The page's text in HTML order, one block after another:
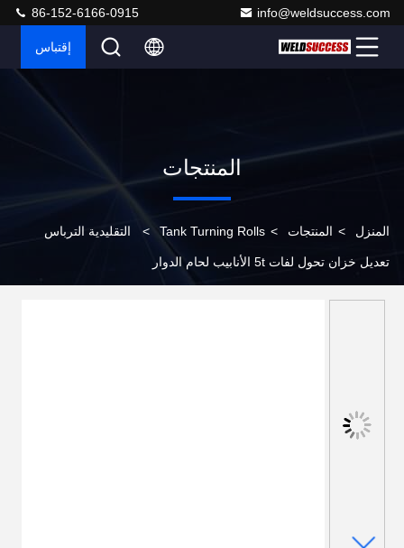
info@weldsuccess.com
86-152-6166-0915
إقتباس
المنتجات
المنزل > المنتجات >
Tank Turning Rolls
> التقليدية الترباس
تعديل خزان تحول لفات 5t الأنابيب لحام الدوار